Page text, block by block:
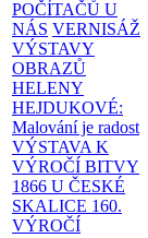
POČÍTAČŮ U
NÁS VERNISÁŽ
VÝSTAVY
OBRAZŮ
HELENY
HEJDUKOVÉ:
Malování je radost
VÝSTAVA K
VÝROČÍ BITVY
1866 U ČESKÉ
SKALICE 160.
VÝROČÍ